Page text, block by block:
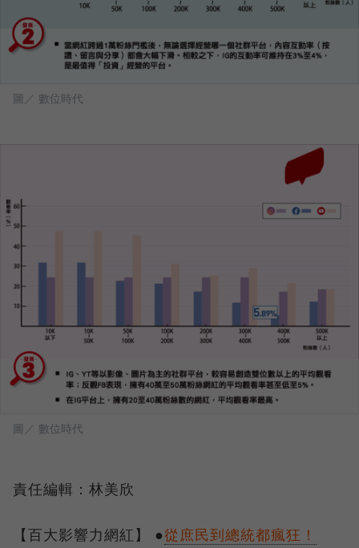
圖／ 數位時代
圖／ 數位時代
責任編輯：林美欣
【百大影響力網紅】 ●從庶民到總統都瘋狂！